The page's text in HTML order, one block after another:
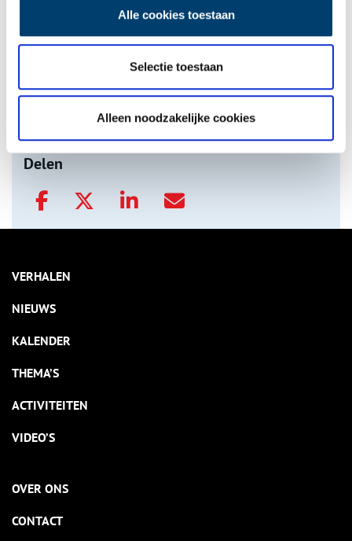
Alle cookies toestaan
Selectie toestaan
Alleen noodzakelijke cookies
De eendenboeten op De Haukes
Delen
VERHALEN
NIEUWS
KALENDER
THEMA’S
ACTIVITEITEN
VIDEO’S
OVER ONS
CONTACT